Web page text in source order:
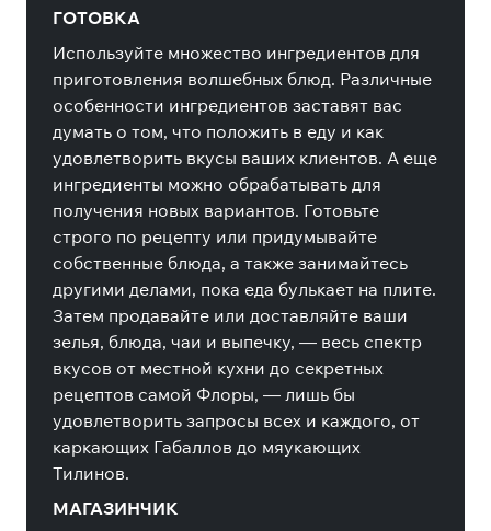
ГОТОВКА
Используйте множество ингредиентов для
приготовления волшебных блюд. Различные
особенности ингредиентов заставят вас
думать о том, что положить в еду и как
удовлетворить вкусы ваших клиентов. А еще
ингредиенты можно обрабатывать для
получения новых вариантов. Готовьте
строго по рецепту или придумывайте
собственные блюда, а также занимайтесь
другими делами, пока еда булькает на плите.
Затем продавайте или доставляйте ваши
зелья, блюда, чаи и выпечку, — весь спектр
вкусов от местной кухни до секретных
рецептов самой Флоры, — лишь бы
удовлетворить запросы всех и каждого, от
каркающих Габаллов до мяукающих
Тилинов.
МАГАЗИНЧИК